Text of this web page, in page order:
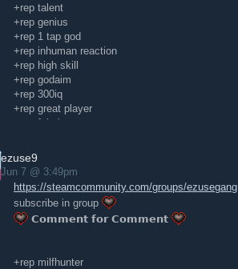
+rep talent
+rep genius
+rep 1 tap god
+rep inhuman reaction
+rep high skill
+rep godaim
+rep 300iq
+rep great player
+rep fpl player
+rep insane flicks
+rep good awper
+rep awesome flicks
+rep great teammate
+rep team leader
+rep wp
ezuse9
Jun 7 @ 3:49pm
https://steamcommunity.com/groups/ezusegang
subscribe in group
𝗖𝗼𝗺𝗺𝗲𝗻𝘁 𝗳𝗼𝗿 𝗖𝗼𝗺𝗺𝗲𝗻𝘁
+rep milfhunter